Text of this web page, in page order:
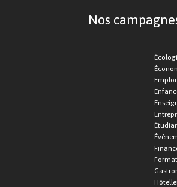
Nos
Emploi